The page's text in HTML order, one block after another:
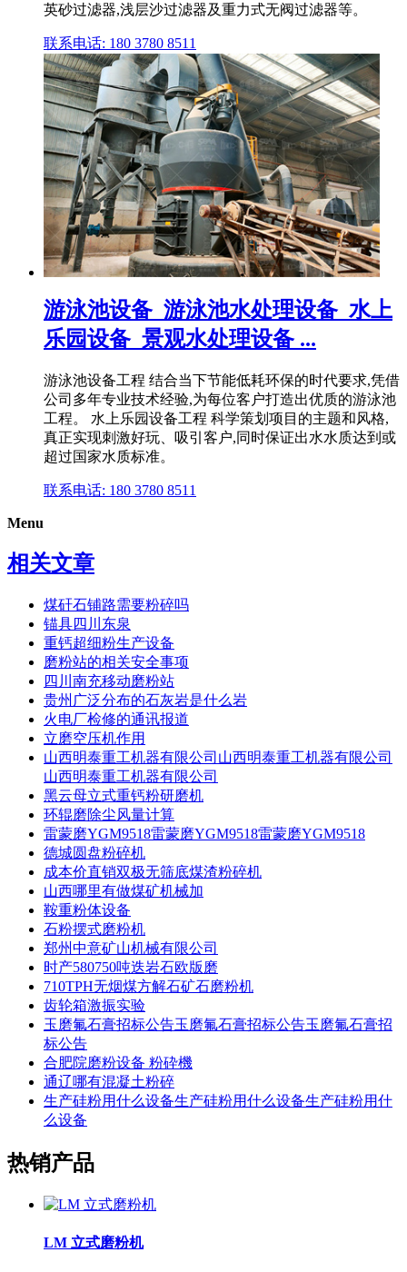
英砂过滤器,浅层沙过滤器及重力式无阀过滤器等。
联系电话: 180 3780 8511
游泳池设备_游泳池水处理设备_水上
乐园设备_景观水处理设备 ...
游泳池设备工程 结合当下节能低耗环保的时代要求,凭借
公司多年专业技术经验,为每位客户打造出优质的游泳池
工程。 水上乐园设备工程 科学策划项目的主题和风格,
真正实现刺激好玩、吸引客户,同时保证出水水质达到或
超过国家水质标准。
联系电话: 180 3780 8511
Menu
相关文章
煤矸石铺路需要粉碎吗
锚具四川东泉
重钙超细粉生产设备
磨粉站的相关安全事项
四川南充移动磨粉站
贵州广泛分布的石灰岩是什么岩
火电厂检修的通讯报道
立磨空压机作用
山西明泰重工机器有限公司山西明泰重工机器有限公司
山西明泰重工机器有限公司
黑云母立式重钙粉研磨机
环辊磨除尘风量计算
雷蒙磨YGM9518雷蒙磨YGM9518雷蒙磨YGM9518
德城圆盘粉碎机
成本价直销双极无筛底煤渣粉碎机
山西哪里有做煤矿机械加
鞍重粉体设备
石粉摆式磨粉机
郑州中意矿山机械有限公司
时产580750吨迭岩石欧版磨
710TPH无烟煤方解石矿石磨粉机
齿轮箱激振实验
玉磨氟石膏招标公告玉磨氟石膏招标公告玉磨氟石膏招
标公告
合肥院磨粉设备 粉砕機
通辽哪有混凝土粉碎
生产硅粉用什么设备生产硅粉用什么设备生产硅粉用什
么设备
热销产品
LM 立式磨粉机